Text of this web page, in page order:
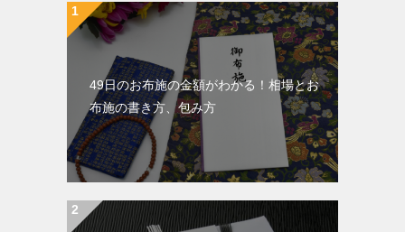
49日のお布施の金額がわかる！相場とお
布施の書き方、包み方